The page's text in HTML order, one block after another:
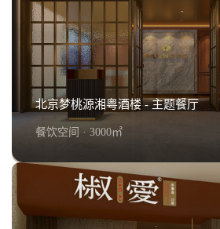
北京梦桃源湘粤酒楼 - 主题餐厅
餐饮空间 · 3000㎡